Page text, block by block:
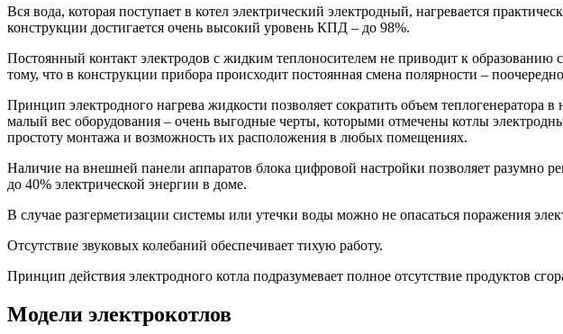
Вся вода, которая поступает в котел электрический электродный, нагревается
конструкции достигается очень высокий уровень КПД – до 98%.
Постоянный контакт электродов с жидким теплоносителем не приводит к образованию
тому, что в конструкции прибора происходит постоянная смена полярности –
Принцип электродного нагрева жидкости позволяет сократить объем
малый вес оборудования – очень выгодные черты, которыми отмечены котлы
простоту монтажа и возможность их расположения в любых помещениях.
Наличие на внешней панели аппаратов блока цифровой настройки позволяет разумно
до 40% электрической энергии в доме.
В случае разгерметизации системы или утечки воды можно не опасаться поражения
Отсутствие звуковых колебаний обеспечивает тихую работу.
Принцип действия электродного котла подразумевает полное отсутствие продуктов
Модели электрокотлов